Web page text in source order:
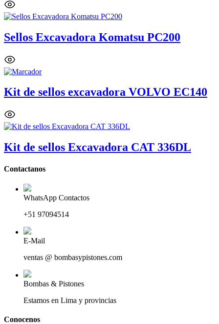
Sellos Excavadora Komatsu PC200
Kit de sellos excavadora VOLVO EC140
Kit de sellos Excavadora CAT 336DL
Contactanos
WhatsApp Contactos
+51 97094514
E-Mail
ventas @ bombasypistones.com
Bombas & Pistones
Estamos en Lima y provincias
Conocenos